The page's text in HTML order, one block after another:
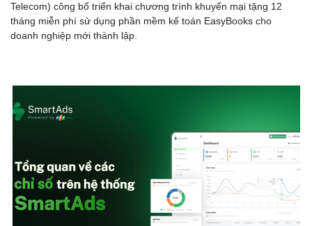
Telecom) công bố triển khai chương trình khuyến mại tặng 12
tháng miễn phí sử dụng phần mềm kế toán EasyBooks cho
doanh nghiệp mới thành lập.